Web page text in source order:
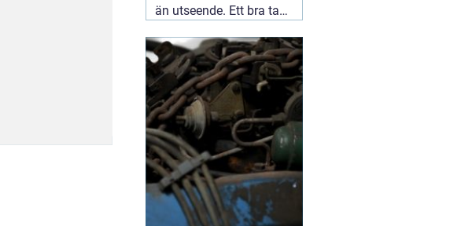
än utseende. Ett bra tak
snö, blåst och fukt, och
påverkar både
inomhusklimat och
ekonomi. I en stad med
skiftande väder som
Växjö blir valet av
material, utförande05
augusti 2026